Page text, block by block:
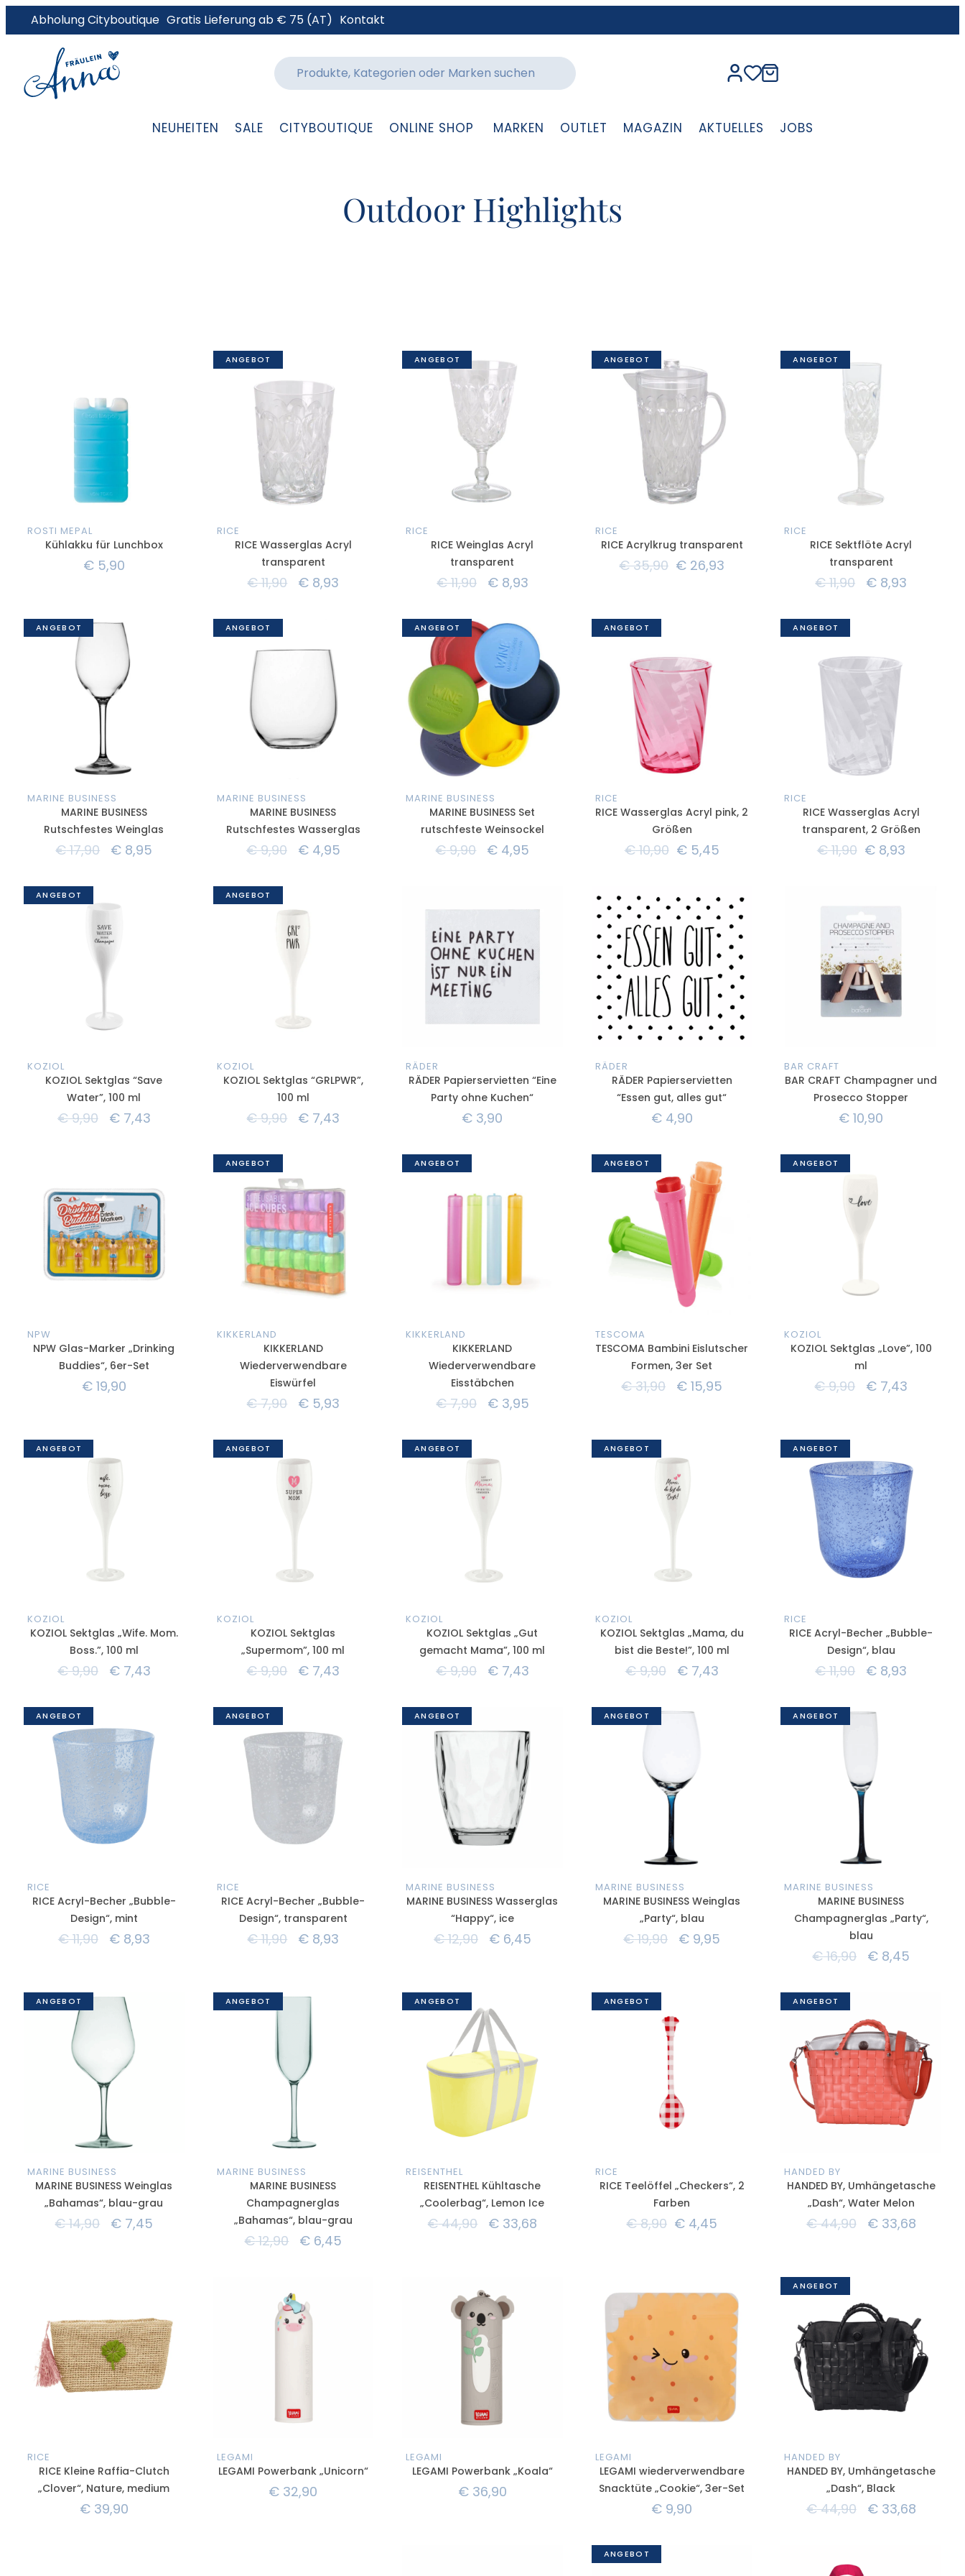
Abholung Cityboutique Gratis Lieferung ab € 75 (AT) Kontakt
NEUHEITEN SALE CITYBOUTIQUE ONLINE SHOP MARKEN OUTLET MAGAZIN AKTUELLES JOBS
Outdoor Highlights
ROSTI MEPAL
Kühlakku für Lunchbox
€5,90
ANGEBOT
RICE
RICE Wasserglas Acryl
transparent
€11,90 € 8,93
ANGEBOT
RICE
RICE Weinglas Acryl
transparent
€11,90 €8,93
ANGEBOT
RICE
RICE Acrylkrug transparent
€35,90 € 26,93
ANGEBOT
RICE
RICE Sektflöte Acryl
transparent
€11,90 € 8,93
ANGEBOT
MARINE BUSINESS
MARINE BUSINESS
Rutschfestes Weinglas
€17,90 € 8,95
ANGEBOT
MARINE BUSINESS
MARINE BUSINESS
Rutschfestes Wasserglas
€9,90 €4,95
ANGEBOT
MARINE BUSINESS
MARINE BUSINESS Set
rutschfeste Weinsockel
€9,90 € 4,95
ANGEBOT
RICE
RICE Wasserglas Acryl pink, 2
Größen
€10,90 €5,45
ANGEBOT
RICE
RICE Wasserglas Acryl
transparent, 2 Größen
€11,90 €8,93
ANGEBOT
KOZIOL
KOZIOL Sektglas “Save
Water”, 100 ml
€9,90 €7,43
ANGEBOT
KOZIOL
KOZIOL Sektglas “GRLPWR”,
100 ml
€9,90 € 7,43
RÄDER
RÄDER Papierservietten “Eine
Party ohne Kuchen“
€ 3,90
RÄDER
RÄDER Papierservietten
“Essen gut, alles gut“
€4,90
BAR CRAFT
BAR CRAFT Champagner und
Prosecco Stopper
€ 10,90
NPW
NPW Glas-Marker „Drinking
Buddies“, 6er-Set
€19,90
ANGEBOT
KIKKERLAND
KIKKERLAND
Wiederverwendbare
Eiswürfel
€7,90 € 5,93
ANGEBOT
KIKKERLAND
KIKKERLAND
Wiederverwendbare
Eisstäbchen
€7,90 €3,95
ANGEBOT
TESCOMA
TESCOMA Bambini Eislutscher
Formen, 3er Set
€31,90 € 15,95
ANGEBOT
KOZIOL
KOZIOL Sektglas „Love”, 100
ml
€9,90 € 7,43
ANGEBOT
KOZIOL
KOZIOL Sektglas „Wife. Mom.
Boss.”, 100 ml
€9,90 €7,43
ANGEBOT
KOZIOL
KOZIOL Sektglas
„Supermom”, 100 ml
€9,90 € 7,43
ANGEBOT
KOZIOL
KOZIOL Sektglas „Gut
gemacht Mama”, 100 ml
€9,90 €7,43
ANGEBOT
KOZIOL
KOZIOL Sektglas „Mama, du
bist die Beste!”, 100 ml
€9,90 €7,43
ANGEBOT
RICE
RICE Acryl-Becher „Bubble-
Design“, blau
€11,90 € 8,93
ANGEBOT
RICE
RICE Acryl-Becher „Bubble-
Design“, mint
€11,90 €8,93
ANGEBOT
RICE
RICE Acryl-Becher „Bubble-
Design“, transparent
€11,90 € 8,93
ANGEBOT
MARINE BUSINESS
MARINE BUSINESS Wasserglas
“Happy“, ice
€12,90 €6,45
ANGEBOT
MARINE BUSINESS
MARINE BUSINESS Weinglas
„Party“, blau
€19,90 € 9,95
ANGEBOT
MARINE BUSINESS
MARINE BUSINESS
Champagnerglas „Party“,
blau
€16,90 € 8,45
ANGEBOT
MARINE BUSINESS
MARINE BUSINESS Weinglas
„Bahamas“, blau-grau
€14,90 € 7,45
ANGEBOT
MARINE BUSINESS
MARINE BUSINESS
Champagnerglas
„Bahamas“, blau-grau
€12,90 € 6,45
ANGEBOT
REISENTHEL
REISENTHEL Kühltasche
„Coolerbag“, Lemon Ice
€44,90 € 33,68
ANGEBOT
RICE
RICE Teelöffel „Checkers“, 2
Farben
€8,90 € 4,45
ANGEBOT
HANDED BY
HANDED BY, Umhängetasche
„Dash“, Water Melon
€44,90 €33,68
RICE
RICE Kleine Raffia-Clutch
„Clover“, Nature, medium
€39,90
LEGAMI
LEGAMI Powerbank „Unicorn“
€ 32,90
LEGAMI
LEGAMI Powerbank „Koala“
€36,90
LEGAMI
LEGAMI wiederverwendbare
Snacktüte „Cookie“, 3er-Set
€ 9,90
ANGEBOT
HANDED BY
HANDED BY, Umhängetasche
„Dash“, Black
€44,90 €33,68
ANGEBOT